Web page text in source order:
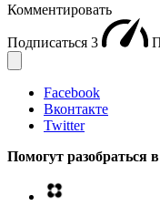
Комментировать
Подписаться 3
Facebook
Вконтакте
Twitter
Помогут разобраться